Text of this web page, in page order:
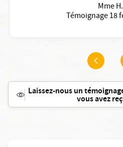
Mme
Témoignage 18
Laissez-nous un
vous avez